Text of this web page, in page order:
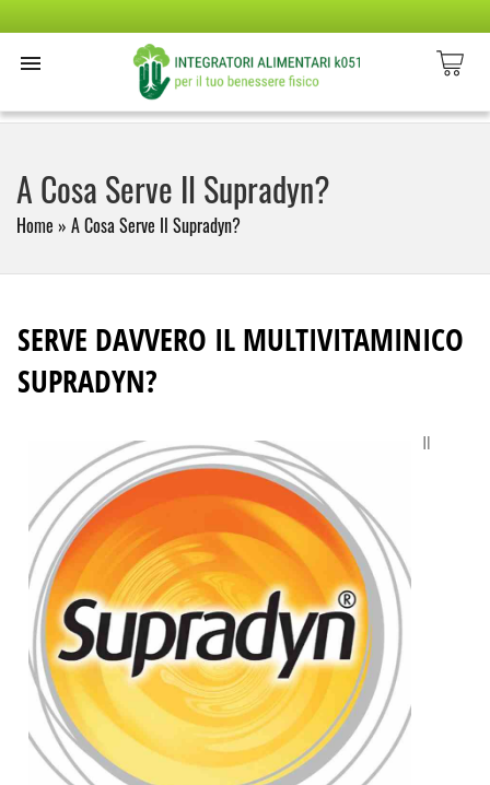
A Cosa Serve Il Supradyn?
Home » A Cosa Serve Il Supradyn?
SERVE DAVVERO IL MULTIVITAMINICO
SUPRADYN?
Il